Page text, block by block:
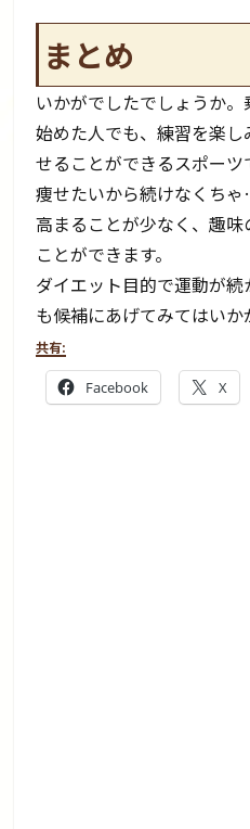
まとめ
いかがでしたでしょうか
始めた人でも、練習を楽
せることができるスポー
痩せたいから続けなくち
高まることが少なく、趣
ことができます。
ダイエット目的で運動が
も候補にあげてみてはいか
共有:
Facebook X